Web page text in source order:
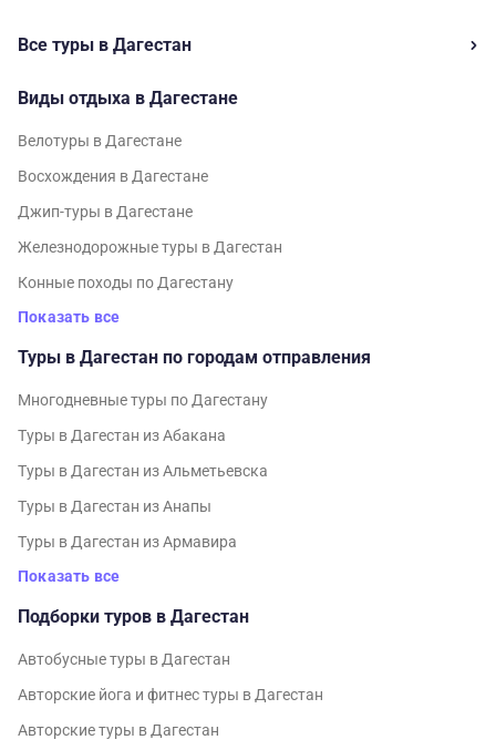
Все туры в Дагестан
Виды отдыха в Дагестане
Велотуры в Дагестане
Восхождения в Дагестане
Джип-туры в Дагестане
Железнодорожные туры в Дагестан
Конные походы по Дагестану
Показать все
Туры в Дагестан по городам отправления
Многодневные туры по Дагестану
Туры в Дагестан из Абакана
Туры в Дагестан из Альметьевска
Туры в Дагестан из Анапы
Туры в Дагестан из Армавира
Показать все
Подборки туров в Дагестан
Автобусные туры в Дагестан
Авторские йога и фитнес туры в Дагестан
Авторские туры в Дагестан